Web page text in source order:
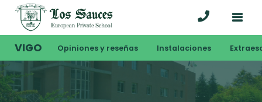
VIGO Opiniones y reseñas Instalaciones